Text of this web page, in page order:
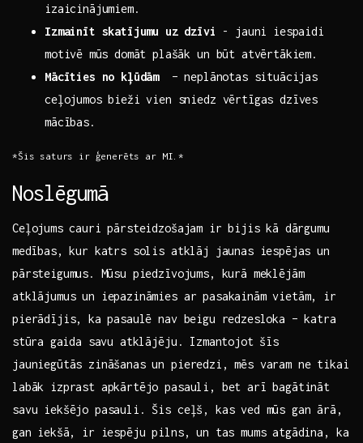
izaicinājumiem.
Izmainīt skatījumu‍ uz dzīvi ⁤- jauni iespaidi
motivē ⁣mūs domāt plašāk un būt atvērtākiem.
Mācīties ​no kļūdām⁢ – neplānotas situācijas⁢
ceļojumos bieži vien sniedz vērtīgas dzīves‌
mācības.
*Šis saturs ir ģenerēts ‌ar MI.*
Noslēgumā
Ceļojums⁤ cauri pārsteidzošajam ir bijis⁤ kā dārgumu
⁤medības, kur katrs solis atklāj jaunas iespējas un
pārsteigumus.⁢ Mūsu ​piedzīvojums, kurā meklējām
atklājumus un iepazināmies ar ​pasakainām vietām,⁣ ir
pierādījis, ⁣ka pasaulē nav beigu redzesloka – ⁣katra
⁢stūra⁤ gaida savu ‌atklājēju. Izmantojot šīs
jauniegūtās​ zināšanas un pieredzi, mēs varam ‌ne tikai
labāk izprast apkārtējo pasauli, bet‌ arī bagātināt ​
savu iekšējo pasauli. Šis ceļš, kas ved mūs gan ⁣ārā,
gan⁣ iekšā, ir iespēju pilns,​ un tas mums atgādina, ka